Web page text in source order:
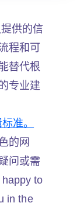
供的信
程和可
替代根
专业建
准。
的网
问或需
to
in the